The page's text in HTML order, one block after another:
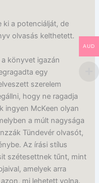
ki a potenciálját, de
olvasás kelthetett.
könyvet igazán
egy
szerelem
hogy ne ragadja
ingyen McKeen olyan
a múlt nagysága
Tündevér olvasót,
Az írási stílus
szétesettnek tűnt, mint
amelyek arra
mi lehetett volna.
AUD